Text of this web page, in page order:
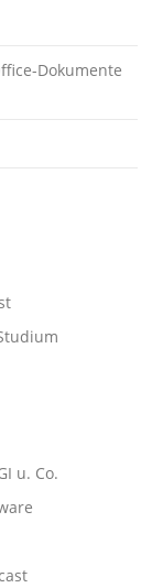
Dokumente
u. Co.